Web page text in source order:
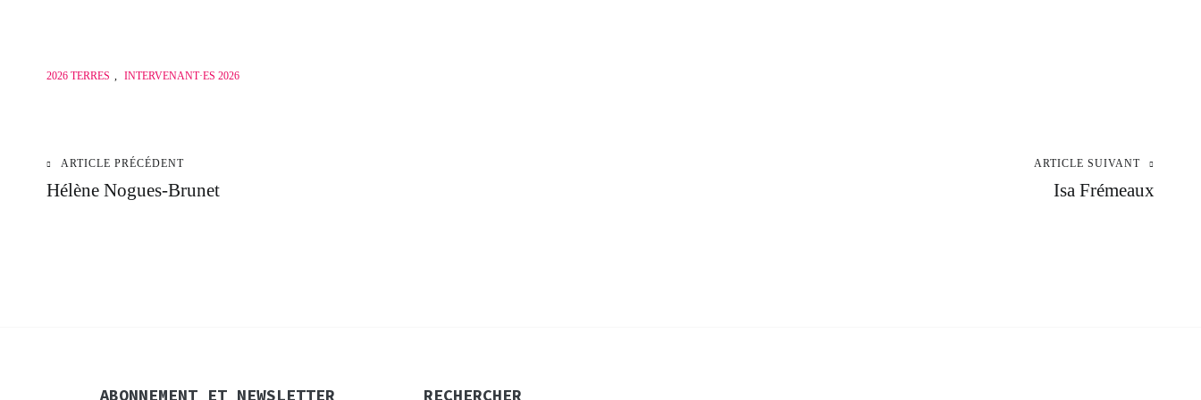
2026 TERRES , INTERVENANT·ES 2026
Navigation
ARTICLE PRÉCÉDENT
Hélène Nogues-Brunet
ARTICLE SUIVANT
Isa Frémeaux
ABONNEMENT ET NEWSLETTER RECHERCHER